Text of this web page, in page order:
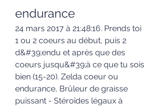
endurance
24 mars 2017 à 21:48:16. Prends toi
1 ou 2 coeurs au début, puis 2
d&#39;endu et après que des
coeurs jusqu&#39;à ce que tu sois
bien (15-20). Zelda coeur ou
endurance, Brûleur de graisse
puissant - Stéroïdes légaux à